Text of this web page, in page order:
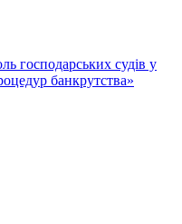
господарських судів у
банкрутства»